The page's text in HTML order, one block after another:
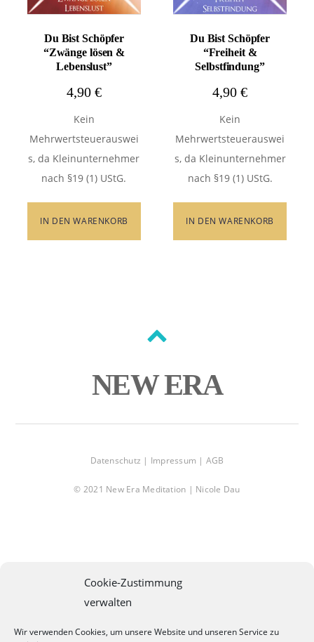
Cookie-Zustimmung
verwalten
Wir verwenden Cookies, um unsere Website und unseren Service zu
Du Bist Schöpfer
“Zwänge lösen &
Lebenslust”
4,90 €
Kein
Mehrwertsteuerauswei
s, da Kleinunternehmer
nach §19 (1) UStG.
IN DEN WARENKORB
Du Bist Schöpfer
“Freiheit &
Selbstfindung”
4,90€
Kein
Mehrwertsteuerauswei
s, da Kleinunternehmer
nach §19 (1) UStG.
IN DEN WARENKORB
top
NEW ERA
Datenschutz | Impressum | AGB
© 2021 New Era Meditation | Nicole Dau